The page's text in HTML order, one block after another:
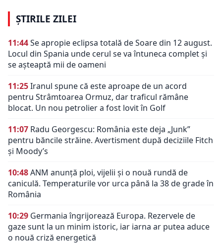
ȘTIRILE ZILEI
11:44Se apropie eclipsa totală de Soare din 12 august.
Locul din Spania unde cerul se va întuneca complet și
se așteaptă mii de oameni
11:25Iranul spune că este aproape de un acord
pentru Strâmtoarea Ormuz, dar traficul rămâne
blocat. Un nou petrolier a fost lovit în Golf
11:07 Radu Georgescu: România este deja „Junk”
pentru băncile străine. Avertisment după deciziile Fitch
și Moody’s
10:48ANM anunță ploi, vijelii și o nouă rundă de
caniculă. Temperaturile vor urca până la 38 de grade în
România
10:29 Germania îngrijorează Europa. Rezervele de
gaze sunt la un minim istoric, iar iarna ar putea aduce
o nouă criză energetică